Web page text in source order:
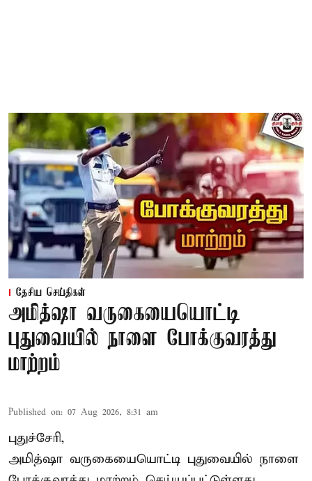
தேசிய செய்திகள்
அமித்ஷா வருகையையொட்டி
புதுவையில் நாளை போக்குவரத்து
மாற்றம்
Published on: 07 Aug 2026, 8:31 am
புதுச்சேரி,
அமித்ஷா வருகையையொட்டி புதுவையில் நாளை